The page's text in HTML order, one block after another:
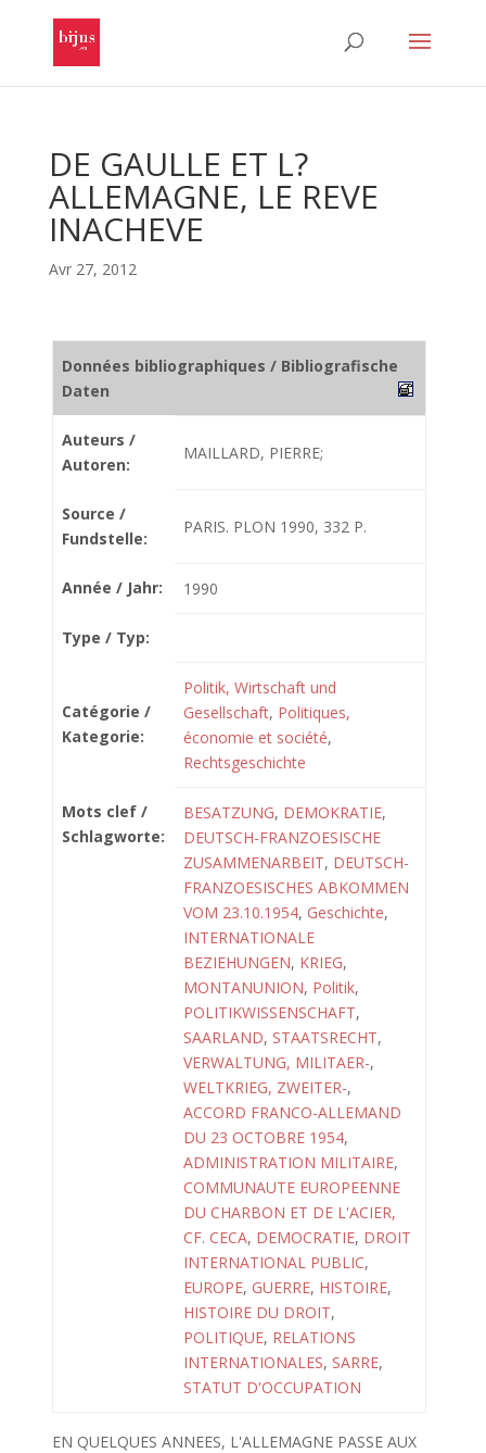
DE GAULLE ET L?
ALLEMAGNE, LE REVE
INACHEVE
Avr 27, 2012
Données bibliographiques / Bibliografische
Daten
Auteurs /
Autoren:
MAILLARD, PIERRE;
Source /
Fundstelle:
PARIS. PLON 1990, 332 P.
Année / Jahr: 1990
Type / Typ:
Catégorie /
Kategorie:
Politik, Wirtschaft und
Gesellschaft, Politiques,
économie et société,
Rechtsgeschichte
Mots clef /
Schlagworte:
BESATZUNG, DEMOKRATIE,
DEUTSCH-FRANZOESISCHE
ZUSAMMENARBEIT, DEUTSCH-
FRANZOESISCHES ABKOMMEN
VOM 23.10.1954, Geschichte,
INTERNATIONALE
BEZIEHUNGEN, KRIEG,
MONTANUNION, Politik,
POLITIKWISSENSCHAFT,
SAARLAND, STAATSRECHT,
VERWALTUNG, MILITAER-,
WELTKRIEG, ZWEITER-,
ACCORD FRANCO-ALLEMAND
DU 23 OCTOBRE 1954,
ADMINISTRATION MILITAIRE,
COMMUNAUTE EUROPEENNE
DU CHARBON ET DE L'ACIER,
CF. CECA, DEMOCRATIE, DROIT
INTERNATIONAL PUBLIC,
EUROPE, GUERRE, HISTOIRE,
HISTOIRE DU DROIT,
POLITIQUE, RELATIONS
INTERNATIONALES, SARRE,
STATUT D'OCCUPATION
EN QUELQUES ANNEES, L'ALLEMAGNE PASSE AUX